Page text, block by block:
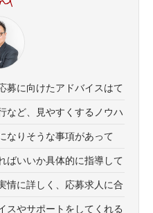
募に向けたアドバイスはて
など、見やすくするノウハ
なりそうな事項があって
ばいいか具体的に指導して
情に詳しく、応募求人に合
スやサポートをしてくれる